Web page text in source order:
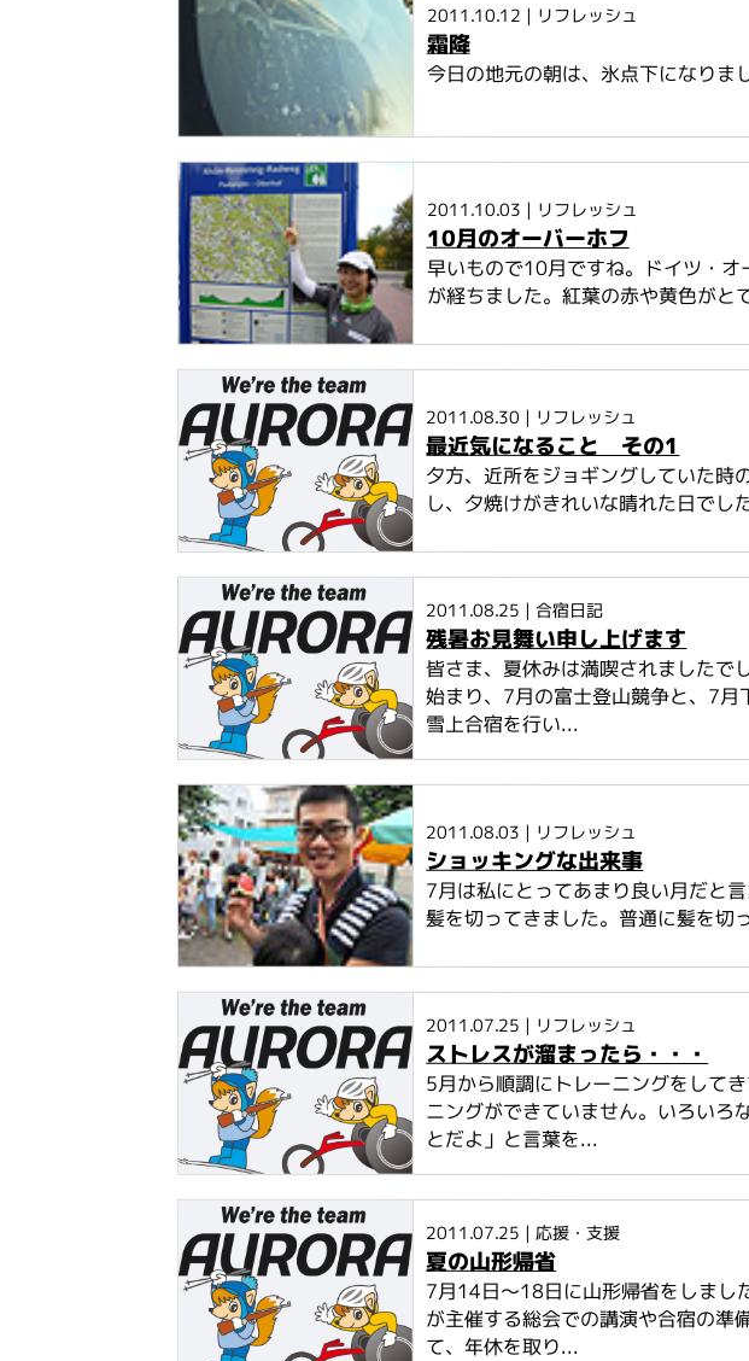
2011.10.12 | リフレッシュ
霜降
今日の地元の朝は、氷点下になりま
2011.10.03 | リフレッシュ
10月のオーバーホフ
早いもので10月ですね。ドイツ・
が経ちました。紅葉の赤や黄色がと
2011.08.30 | リフレッシュ
最近気になること その1
夕方、近所をジョギングしていた時
し、夕焼けがきれいな晴れた日でし
2011.08.25 | 合宿日記
残暑お見舞い申し上げます
皆さま、夏休みは満喫されましたで
始まり、7月の富士登山競争と、7
雪上合宿を行い...
2011.08.03 | リフレッシュ
ショッキングな出来事
7月は私にとってあまり良い月だと
髪を切ってきました。普通に髪を切
2011.07.25 | リフレッシュ
ストレスが溜まったら・・・
5月から順調にトレーニングをして
ニングができていません。いろいろ
とだよ」と言葉を...
2011.07.25 |応援・支援
夏の山形帰省
7月14日～18日に山形帰省をしまし
が主催する総会での講演や合宿の準
て、年休を取り...